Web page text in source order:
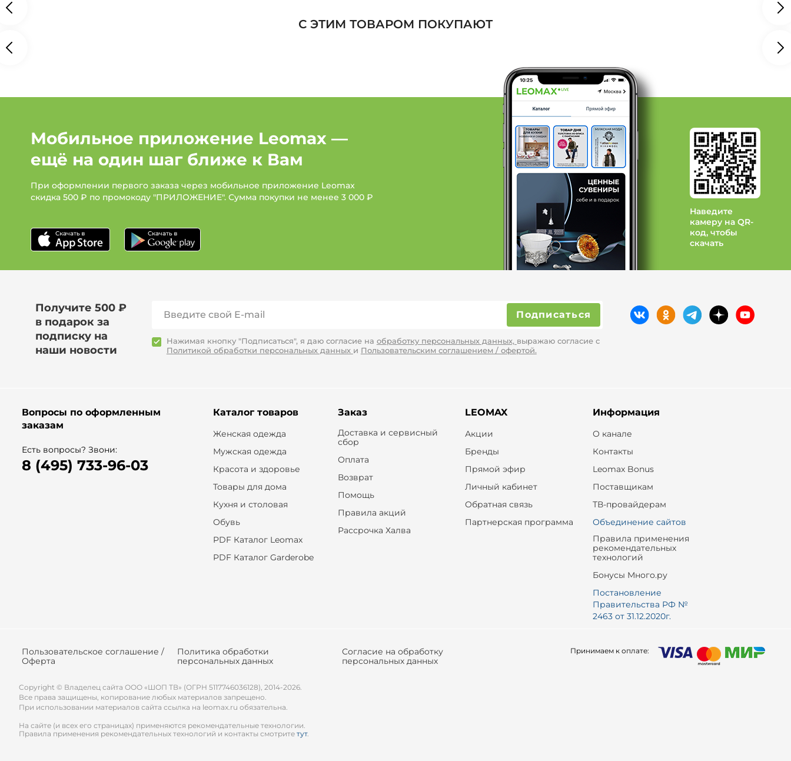
Женская обувь: Бренд Zenden
Женская обувь: Бренд Tareda
Женская обувь: Бренд Dino Ricci
С ЭТИМ ТОВАРОМ ПОКУПАЮТ
Мобильное приложение Leomax —
ещё на один шаг ближе к Вам
При оформлении первого заказа через мобильное приложение Leomax
скидка 500 ₽ по промокоду "ПРИЛОЖЕНИЕ". Сумма покупки не менее 3 000 ₽
Наведите
камеру на QR-
код, чтобы
скачать
Получите 500 ₽
в подарок за
подписку на
наши новости
Подписаться
Нажимая кнопку "Подписаться", я даю согласие на обработку персональных данных, выражаю согласие с
Политикой обработки персональных данных и Пользовательским соглашением / офертой.
Вопросы по оформленным
заказам
Есть вопросы? Звони:
8 (495) 733-96-03
Каталог товаров
Женская одежда
Мужская одежда
Красота и здоровье
Товары для дома
Кухня и столовая
Обувь
PDF Каталог Leomax
PDF Каталог Garderobe
Заказ
Доставка и сервисный
сбор
Оплата
Возврат
Помощь
Правила акций
Рассрочка Халва
LEOMAX
Акции
Бренды
Прямой эфир
Личный кабинет
Обратная связь
Партнерская программа
Информация
О канале
Контакты
Leomax Bonus
Поставщикам
ТВ-провайдерам
Объединение сайтов
Правила применения
рекомендательных
технологий
Бонусы Много.ру
Постановление
Правительства РФ №
2463 от 31.12.2020г.
Пользовательское соглашение /
Оферта
Политика обработки
персональных данных
Согласие на обработку
персональных данных
Copyright © Владелец сайта ООО «ШОП ТВ» (ОГРН 5117746036128), 2014-2026.
Все права защищены, копирование любых материалов запрещено.
При использовании материалов сайта ссылка на leomax.ru обязательна.
На сайте (и всех его страницах) применяются рекомендательные технологии.
Правила применения рекомендательных технологий и контакты смотрите тут.
Принимаем к оплате: